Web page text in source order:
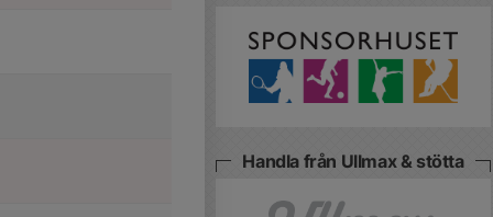
Handla från Ullmax & stötta